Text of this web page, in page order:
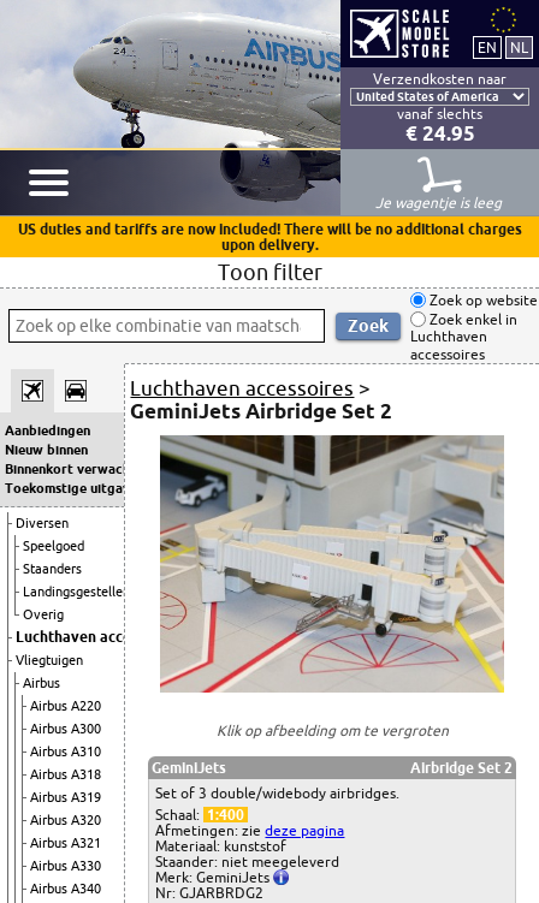
Verzendkosten naar
vanaf slechts
€ 24.95
Je wagentje is leeg
US duties and tariffs are now included! There will be no additional charges
upon delivery.
Toon filter
Zoek op website
Zoek enkel in
Luchthaven
accessoires
Aanbiedingen
Nieuw binnen
Binnenkort verwacht
Toekomstige uitgaven
Diversen
Speelgoed
Staanders
Landingsgestellen
Overig
Luchthaven accessoires
Vliegtuigen
Airbus
Airbus A220
Airbus A300
Airbus A310
Airbus A318
Airbus A319
Airbus A320
Airbus A321
Airbus A330
Airbus A340
Luchthaven accessoires >
GeminiJets Airbridge Set 2
Klik op afbeelding om te vergroten
GeminiJets
Airbridge Set 2
Set of 3 double/widebody airbridges.
Schaal: 1:400
Afmetingen: ziedeze pagina
Materiaal: kunststof
Staander: niet meegeleverd
Merk: GeminiJets
Nr: GJARBRDG2